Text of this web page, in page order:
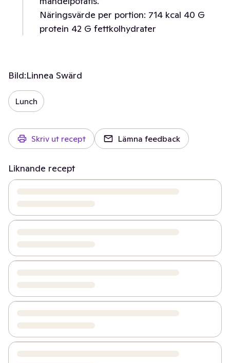
Näringsvärde per portion: 714 kcal 40 G
protein 42 G fettkolhydrater
Bild:Linnea Swärd
Lunch
Skriv ut recept Lämna feedback
Liknande recept